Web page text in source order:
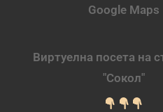
Google Maps
Виртуелна посета на
"Сокол"